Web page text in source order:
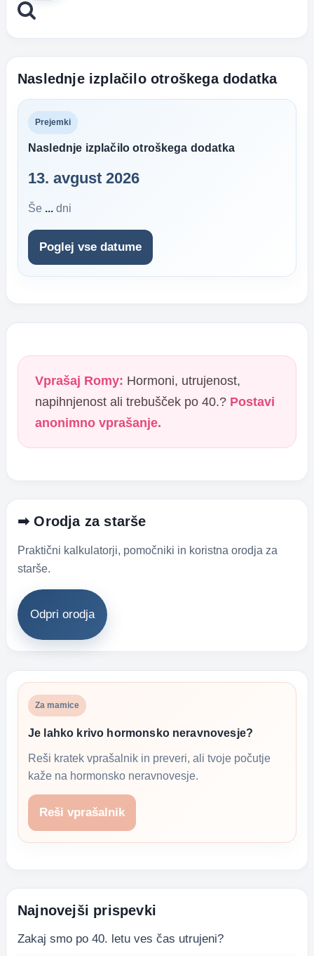
Naslednje izplačilo otroškega dodatka
Prejemki
Naslednje izplačilo otroškega dodatka
13. avgust 2026
Še ... dni
Poglej vse datume
Vprašaj Romy: Hormoni, utrujenost,
napihnjenost ali trebušček po 40.? Postavi
anonimno vprašanje.
➡ Orodja za starše
Praktični kalkulatorji, pomočniki in koristna orodja za
starše.
Odpri orodja
Za mamice
Je lahko krivo hormonsko neravnovesje?
Reši kratek vprašalnik in preveri, ali tvoje počutje
kaže na hormonsko neravnovesje.
Reši vprašalnik
Najnovejši prispevki
Zakaj smo po 40. letu ves čas utrujeni?